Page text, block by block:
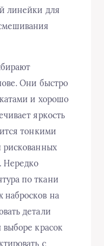
линейки для
Они быстро
и хорошо
яркость
тонкими
рискованных
Нередко
по ткани
на
детали
красок
с